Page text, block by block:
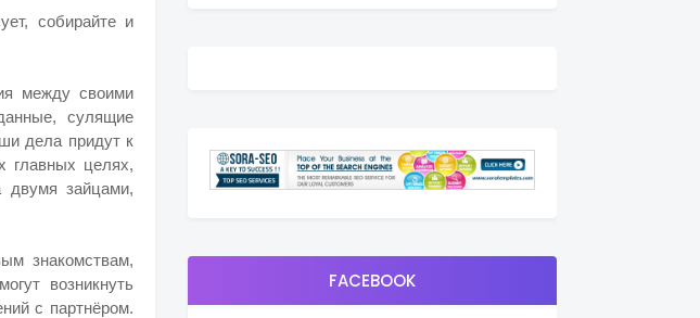
собирайте и
между своими
сулящие
дела придут к
главных целях,
двумя зайцами,
знакомствам,
возникнуть
с партнёром.
FACEBOOK